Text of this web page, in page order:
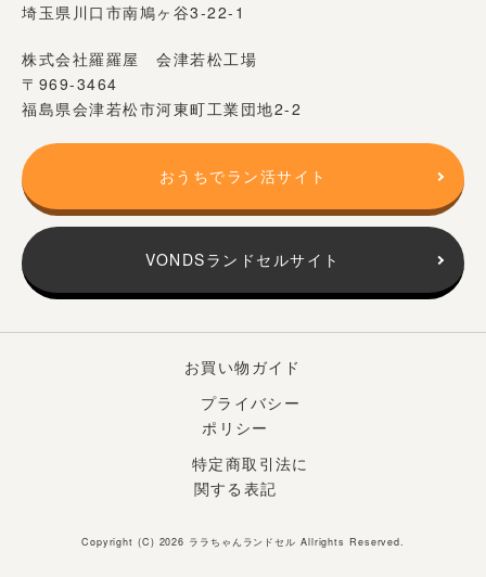
埼玉県川口市南鳩ヶ谷3-22-1
株式会社羅羅屋 会津若松工場
〒969-3464
福島県会津若松市河東町工業団地2-2
おうちでラン活サイト
VONDSランドセルサイト
お買い物ガイド
プライバシー
ポリシー
特定商取引法に
関する表記
Copyright (C) 2026 ララちゃんランドセル Allrights Reserved.